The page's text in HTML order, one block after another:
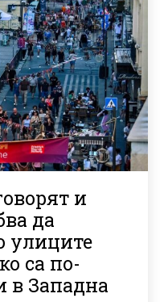
и
да
улиците
са по-
в Западна